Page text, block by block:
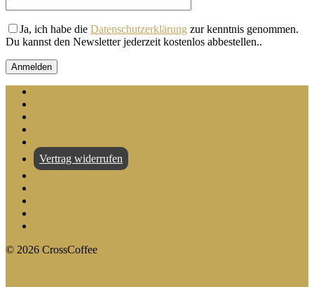
Ja, ich habe die Datenschutzerklärung zur kenntnis genommen.
Du kannst den Newsletter jederzeit kostenlos abbestellen..
Vertrag widerrufen
© 2026 CrossCoffee